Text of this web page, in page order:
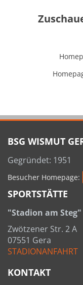
BSG WISMUT
Gegründet: 1951
Besucher Homepage:
SPORTSTÄTTE
"Stadion am Steg"
Zwötzener Str. 2 A
07551 Gera
STADIONANFAHRT
KONTAKT